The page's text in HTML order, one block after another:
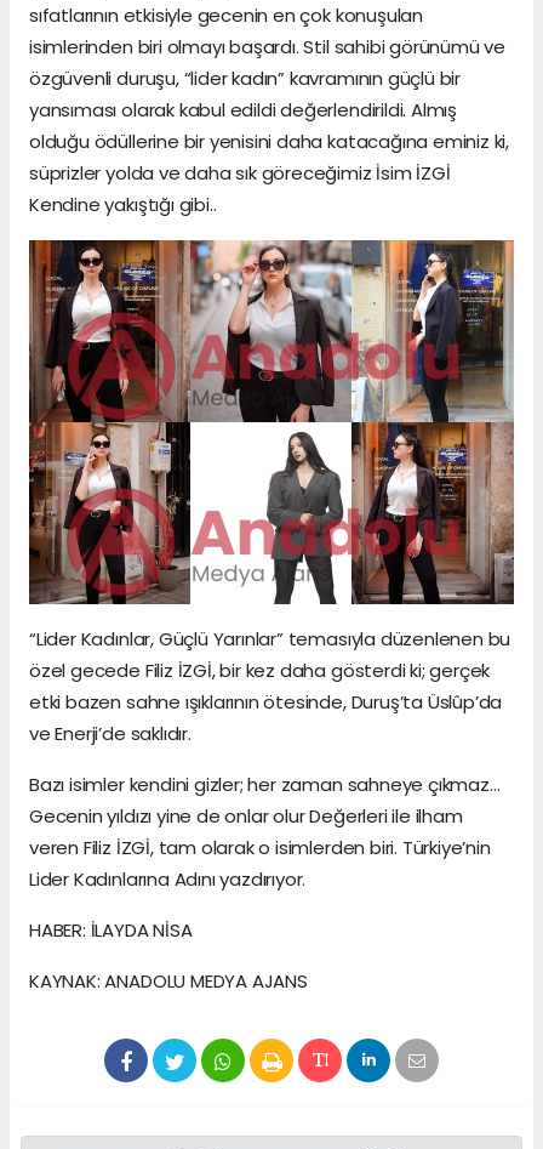
sıfatlarının etkisiyle gecenin en çok konuşulan
isimlerinden biri olmayı başardı. Stil sahibi görünümü ve
özgüvenli duruşu, “lider kadın” kavramının güçlü bir
yansıması olarak kabul edildi değerlendirildi. Almış
olduğu ödüllerine bir yenisini daha katacağına eminiz ki,
süprizler yolda ve daha sık göreceğimiz İsim İZGİ
Kendine yakıştığı gibi..
“Lider Kadınlar, Güçlü Yarınlar” temasıyla düzenlenen bu
özel gecede Filiz İZGİ, bir kez daha gösterdi ki; gerçek
etki bazen sahne ışıklarının ötesinde, Duruş’ta Üslûp’da
ve Enerji’de saklıdır.
Bazı isimler kendini gizler; her zaman sahneye çıkmaz…
Gecenin yıldızı yine de onlar olur Değerleri ile ilham
veren Filiz İZGİ, tam olarak o isimlerden biri. Türkiye’nin
Lider Kadınlarına Adını yazdırıyor.
HABER: İLAYDA NİSA
KAYNAK: ANADOLU MEDYA AJANS